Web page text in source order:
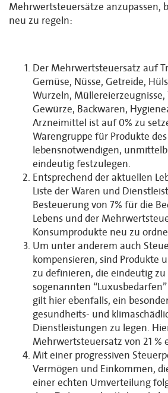
Mehrwertsteuersätze anzupassen,
neu zu regeln:
Der Mehrwertsteuersatz auf
Gemüse, Nüsse, Getreide,
Wurzeln, Müllereierzeugnisse,
Gewürze, Backwaren,
Arzneimittel ist auf 0% zu
Warengruppe für Produkte des
lebensnotwendigen,
eindeutig festzulegen.
Entsprechend der aktuellen
Liste der Waren und
Besteuerung von 7% für die
Lebens und der
Konsumprodukte neu zu
Um unter anderem auch
kompensieren, sind Produkte
zu definieren, die eindeutig
sogenannten
gilt hier ebenfalls, ein
gesundheits- und
Dienstleistungen zu legen.
Mehrwertsteuersatz von 21 %
Mit einer progressiven
Vermögen und Einkommen,
einer echten Umverteilung